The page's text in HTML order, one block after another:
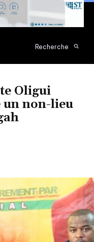
Recherche
Oligui
un non-lieu